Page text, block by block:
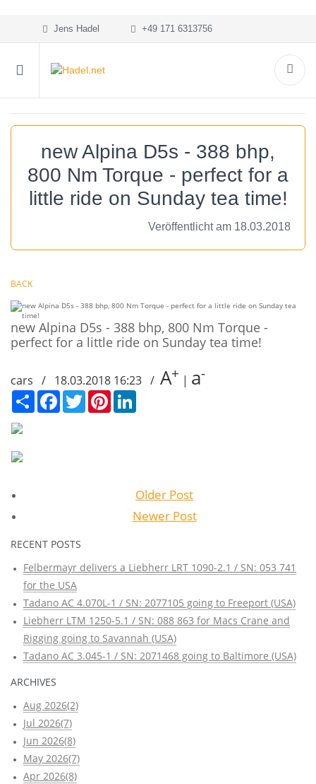
Jens Hadel +49 171 6313756
new Alpina D5s - 388 bhp,
800 Nm Torque - perfect for a
little ride on Sunday tea time!
Veröffentlicht am 18.03.2018
BACK
new Alpina D5s - 388 bhp, 800 Nm Torque -
perfect for a little ride on Sunday tea time!
cars / 18.03.2018 16:23 / A+ | a-
Сподели FacebookTwitter Pinterest
Older Post
Newer Post
RECENT POSTS
Felbermayr delivers a Liebherr LRT 1090-2.1 / SN: 053 741
for the USA
Tadano AC 4.070L-1 / SN: 2077105 going to Freeport (USA)
Liebherr LTM 1250-5.1 / SN: 088 863 for Macs Crane and
Rigging going to Savannah (USA)
Tadano AC 3.045-1 / SN: 2071468 going to Baltimore (USA)
ARCHIVES
Aug 2026(2)
Jul 2026(7)
Jun 2026(8)
May 2026(7)
Apr 2026(8)